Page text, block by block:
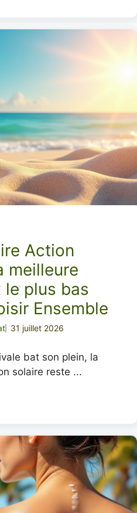
Action
meilleure
le plus bas
Ensemble
31 juillet 2026
bat son plein, la
solaire reste ...